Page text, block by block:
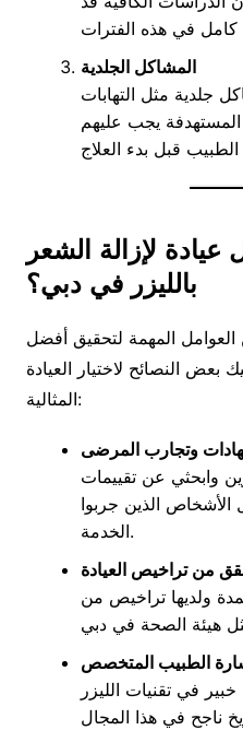
المشاكل الجلدية
جلدية مثل التهابات
يجب عليهم
لإزالة الشعر
بالليزر في دبي؟
العوامل المهمة لتحقيق أفضل
بعض النصائح لاختيار العيادة
المثالية:
وتجارب المرضى
وابحثي عن تقييمات
الأشخاص الذين جربوا
الخدمة.
من تراخيص العيادة
ولديها تراخيص من
الطبيب المتخصص
في تقنيات الليزر